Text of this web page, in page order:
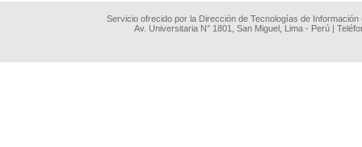
Servicio ofrecido por la Dirección de Tecnologías de
Av. Universitaria N° 1801, San Miguel, Lima - Perú |